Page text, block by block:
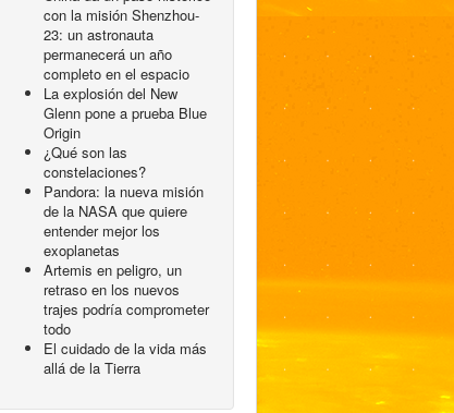
con la misión Shenzhou-
23: un astronauta
permanecerá un año
completo en el espacio
La explosión del New
Glenn pone a prueba Blue
Origin
¿Qué son las
constelaciones?
Pandora: la nueva misión
de la NASA que quiere
entender mejor los
exoplanetas
Artemis en peligro, un
retraso en los nuevos
trajes podría comprometer
todo
El cuidado de la vida más
allá de la Tierra